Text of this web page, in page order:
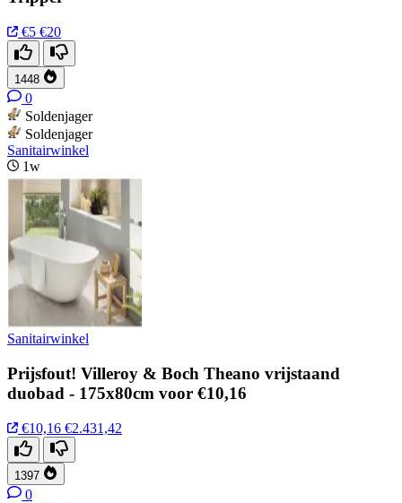
€5 €20
1448
0
Soldenjager
Soldenjager
Sanitairwinkel
1w
Sanitairwinkel
Prijsfout! Villeroy & Boch Theano vrijstaand
duobad - 175x80cm voor €10,16
€10,16 €2.431,42
1397
0